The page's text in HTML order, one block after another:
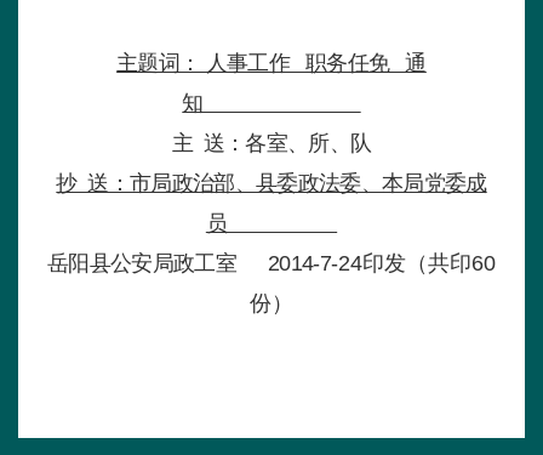
主题词： 人事工作 职务任免 通
知
主 送：各室、所、队
抄 送：市局政治部、县委政法委、本局党委成
员
岳阳县公安局政工室 2014-7-24印发（共印60
份）